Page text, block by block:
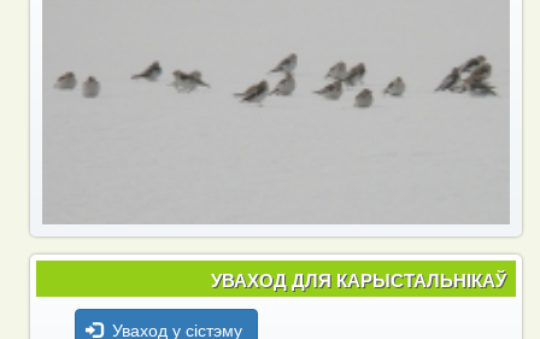
УВАХОД ДЛЯ КАРЫСТАЛЬНІКАЎ
Уваход у сістэму